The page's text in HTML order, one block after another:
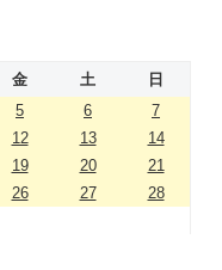
金 土
日
5 6
7
12 13
14
19 20
21
26 27
28